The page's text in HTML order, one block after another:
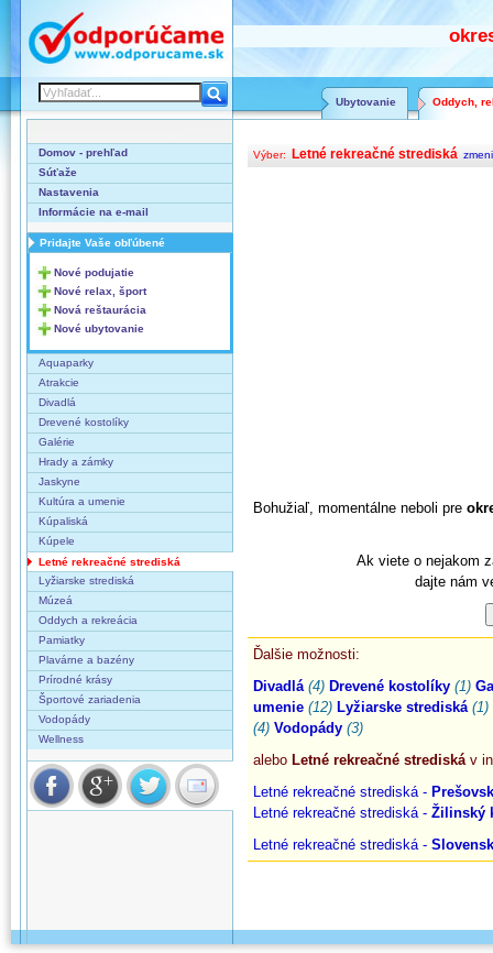
Oddych,
Ubytovanie
Domov - prehľad
Súťaže
Nastavenia
Informácie na e-mail
Pridajte Vaše obľúbené
Nové podujatie
Nové relax, šport
Nová reštaurácia
Nové ubytovanie
Aquaparky
Atrakcie
Divadlá
Drevené kostolíky
Galérie
Hrady a zámky
Jaskyne
Kultúra a umenie
Kúpaliská
Kúpele
Letné rekreačné strediská
Lyžiarske strediská
Múzeá
Oddych a rekreácia
Pamiatky
Plavárne a bazény
Prírodné krásy
Športové zariadenia
Vodopády
Wellness
Výber: Letné rekreačné strediská
Bohužiaľ, momentálne neboli pre
Ak viete o nejakom
dajte nám
Ďalšie možnosti:
Divadlá (4) Drevené kostolíky (1)
umenie (12) Lyžiarske strediská (1)
(4) Vodopády (3)
alebo Letné rekreačné strediskáv
Letné rekreačné strediská -
Letné rekreačné strediská - Žilinský
Letné rekreačné strediská -